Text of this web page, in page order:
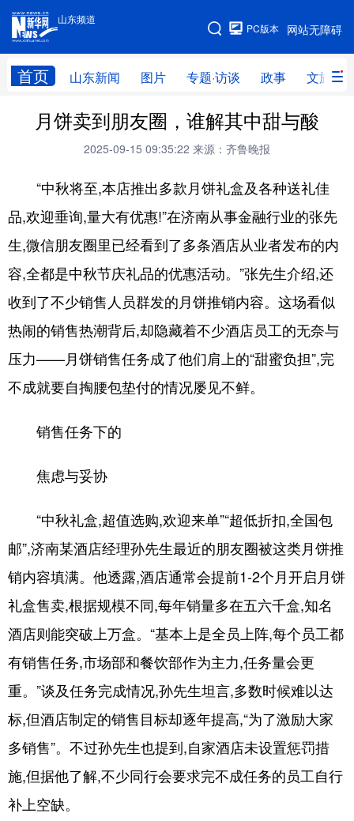
山东频道
网站无障碍
PC版本
首页 山东新闻 图片 专题·访谈 政事 文旅
手机版
网站地图
学习进行时 高层 时政 人事
财经 网评
台湾 思客智库 全球连线 教育
科技 科普 体育 文化
健康 军事 访谈 视频
图片 中央文件 金融 汽车
溯源中国 城市 旅游 能源
会展 彩票 娱乐
地方频道
首页 山东新闻 图片 专题·访谈
政事 文旅 社会民生 山东产经
文娱 融媒秀 地市 科教
健康 微视齐鲁
English Español Français عربى
Русский язык 日本語 한국어
Deutsch
月饼卖到朋友圈，谁解其中甜与酸
2025-09-15 09:35:22 来源：齐鲁晚报
“中秋将至,本店推出多款月饼礼盒及各种送礼佳
品,欢迎垂询,量大有优惠!”在济南从事金融行业的张先
生,微信朋友圈里已经看到了多条酒店从业者发布的内
容,全都是中秋节庆礼品的优惠活动。”张先生介绍,还
收到了不少销售人员群发的月饼推销内容。这场看似
热闹的销售热潮背后,却隐藏着不少酒店员工的无奈与
压力——月饼销售任务成了他们肩上的“甜蜜负担”,完
不成就要自掏腰包垫付的情况屡见不鲜。
销售任务下的
焦虑与妥协
“中秋礼盒,超值选购,欢迎来单”“超低折扣,全国包
邮”,济南某酒店经理孙先生最近的朋友圈被这类月饼推
销内容填满。他透露,酒店通常会提前1-2个月开启月饼
礼盒售卖,根据规模不同,每年销量多在五六千盒,知名
酒店则能突破上万盒。“基本上是全员上阵,每个员工都
有销售任务,市场部和餐饮部作为主力,任务量会更
重。”谈及任务完成情况,孙先生坦言,多数时候难以达
标,但酒店制定的销售目标却逐年提高,“为了激励大家
多销售”。不过孙先生也提到,自家酒店未设置惩罚措
施,但据他了解,不少同行会要求完不成任务的员工自行
补上空缺。